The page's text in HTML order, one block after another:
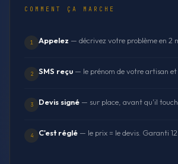
COMMENT ÇA MARCHE
1 Appelez — décrivez votre problème en 2
2 SMS reçu — le prénom de votre artisan et
3 Devis signé — sur place, avant qu'il
4 C'est réglé — le prix = le devis. Garanti 12